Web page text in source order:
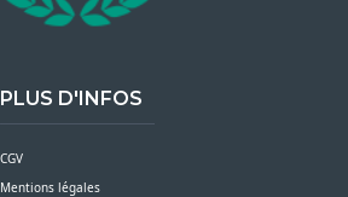
PLUS D'INFOS
CGV
Mentions légales